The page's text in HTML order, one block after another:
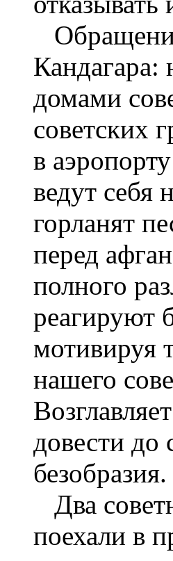
Кандагара:
домами
советских
в
ведут себя
горланят
перед
полного
реагируют
мотивируя
нашего
довести до
безобразия.
Два
поехали в